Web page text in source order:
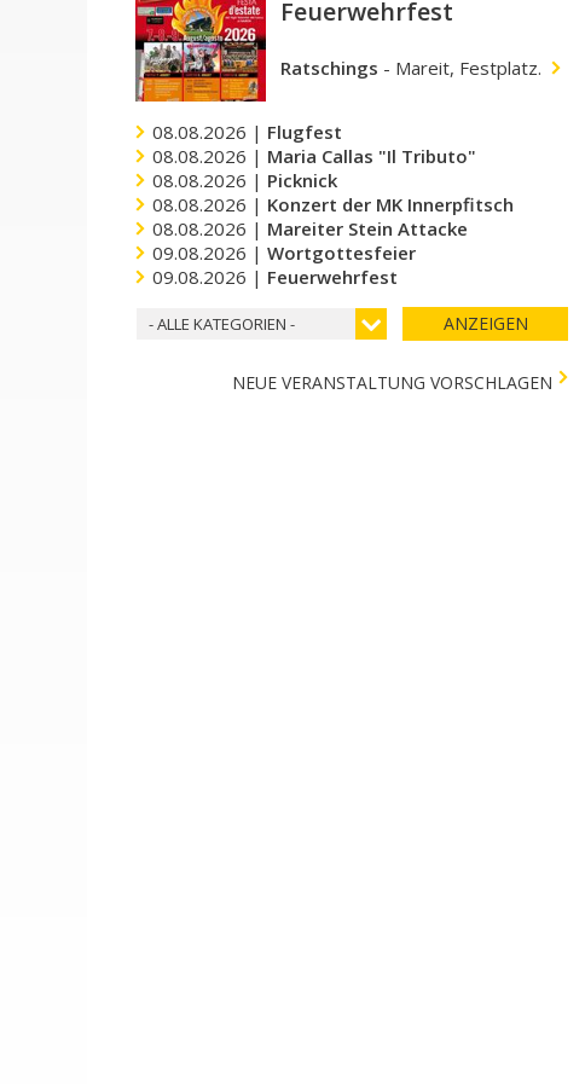
Feuerwehrfest
Ratschings - Mareit, Festplatz.
08.08.2026 | Flugfest
08.08.2026 | Maria Callas "Il Tributo"
08.08.2026 | Picknick
08.08.2026 | Konzert der MK Innerpfitsch
08.08.2026 | Mareiter Stein Attacke
09.08.2026 | Wortgottesfeier
09.08.2026 | Feuerwehrfest
- ALLE KATEGORIEN - ANZEIGEN
NEUE VERANSTALTUNG VORSCHLAGEN